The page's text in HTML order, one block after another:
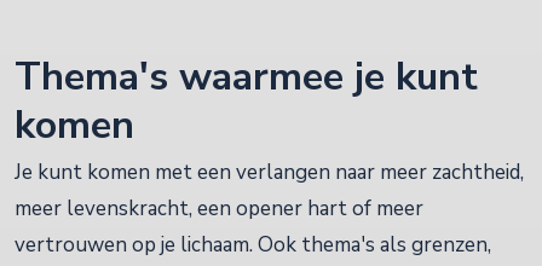
Thema's waarmee je kunt
komen
Je kunt komen met een verlangen naar meer zachtheid,
meer levenskracht, een opener hart of meer
vertrouwen op je lichaam. Ook thema's als grenzen,